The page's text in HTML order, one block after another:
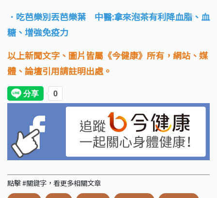
．吃芭樂別丟芭樂葉 中醫:拿來泡茶有利降血脂、血
糖、增強免疫力
以上新聞文字、圖片皆屬《今健康》所有，網站、媒
體、論壇引用請註明出處。
點擊 #關鍵字，看更多相關文章